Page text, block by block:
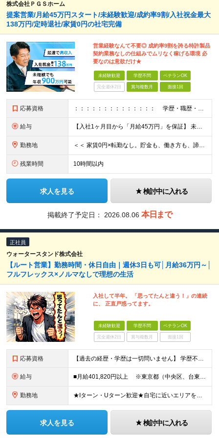
株式会社ＰＧＳホーム
提案営業/月給45万円スタート/未経験歓迎/成約率9割/入社祝金最大
138万円/定時退社/家賃0円の社宅完備
営業経験なんて不要◎ 成約率9割を誇る特許製品
契約業務なしの仕組みでムリなく稼げる環境 必
要なのは意欲だけ★
未経験歓迎 学歴不問 ベテランOK
完全週休2日 賞与複数月 面接1回
応募資格 ：：：：：：：：：：：：：： 学歴・職歴・年齢、一切不問 未経験・第二新卒・ブランク すべて大歓迎の採用です！ ：：：：：：：：：：：：：： 私たちが採用において最も重視しているのは、 あなた
給与 【入社1ヶ月目から「月給45万円」を保証】 未経験でも、まずは安定した高収入からスタート！ 研修期間中も、あなたの生活を会社が全力でバックアップします。 ▼ 入社1ヶ月目 月給45万円＋各種手当＋オ
勤務地 ＜＜ 家賃0円×転勤なし。貯金も、働き方も、諦めない ＞＞ ◆住居：全支店対象！家賃無料の社宅完備 ◆安心：転勤なし。大好きな街でずっと働ける ◆移動：全支店マイカー通勤OK ＆ 直行直帰も自由 ◆
残業時間 10時間以内
求人を見る 検討中に入れる
掲載終了予定日： 2026.08.06 本日まで
正社員
ウォータースタンド株式会社
【ルート営業】勤務時間・休日自由｜週休3日も可│月給36万円～│
フルフレックス×ノルマなしで理想の生活
入社して半年。 「思ってたんと違う！」の連続
に、 正直戸惑ってます。
未経験歓迎 学歴不問 ベテランOK
完全週休2日 賞与複数月 面接1回
応募資格 【過去の経歴・学歴は一切問いません】 学歴不問・職種未経験歓迎・業種未経験歓迎 第二新卒・ブランクがある方も歓迎 ・普通自動車運転免許（AT限定可）をお持ちの方 Lお客様先へは社用車で訪問しますが
給与 ■月給401,820円以上 ※東京都（中央区、台東区、世田谷区、中野区、豊島区） ■月給386,820円以上 ※東京都（23区以外）、神奈川県、愛知県〈名古屋市〉、大阪府、京都府、兵庫県、滋賀県
勤務地 ★Iターン・Uターン歓迎★自宅に近いエリアを選べます 東京/大阪/愛知/神奈川/埼玉/福岡/北海道/山形/茨城/群馬/千葉/山梨/岐阜/静岡/長野/富山/石川/福井/三重/滋賀/京都/兵庫/島根/岡山
求人を見る 検討中に入れる